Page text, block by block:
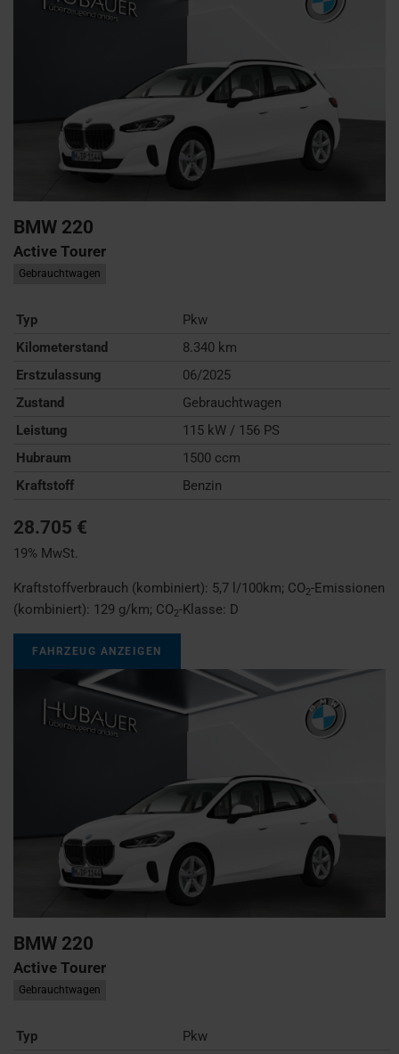
BMW 220
Active Tourer
Gebrauchtwagen
Typ
Pkw
Kilometerstand
8.340 km
Erstzulassung
06/2025
Zustand
Gebrauchtwagen
Leistung
115 kW / 156 PS
Hubraum
1500 ccm
Kraftstoff
Benzin
28.705 €
19% MwSt.
Kraftstoffverbrauch (kombiniert): 5,7 l/100km; CO2-Emissionen
(kombiniert): 129 g/km; CO2-Klasse: D
FAHRZEUG ANZEIGEN
BMW 220
Active Tourer
Gebrauchtwagen
Typ
Pkw